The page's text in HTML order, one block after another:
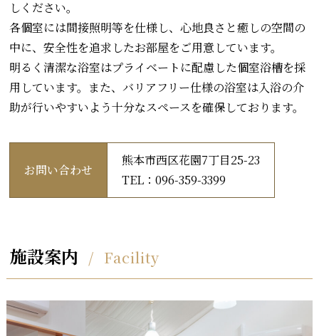
しください。
各個室には間接照明等を仕様し、心地良さと癒しの空間の
中に、安全性を追求したお部屋をご用意しています。
明るく清潔な浴室はプライベートに配慮した個室浴槽を採
用しています。また、バリアフリー仕様の浴室は入浴の介
助が行いやすいよう十分なスペースを確保しております。
お問い合わせ
熊本市西区花園7丁目25-23
TEL：096-359-3399
施設案内 Facility